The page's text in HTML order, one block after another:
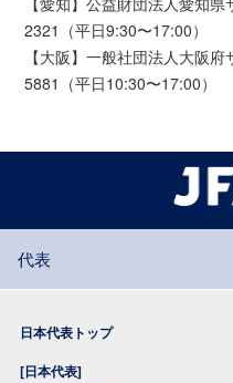
2321（平日9:30〜17:00）
【大阪】一般社団法人大阪
5881（平日10:30〜17:00）
代表
日本代表トップ
[日本代表]